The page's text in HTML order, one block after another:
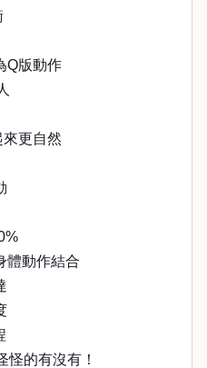
Q版動作
來更自然
體動作結合
怪的有沒有！